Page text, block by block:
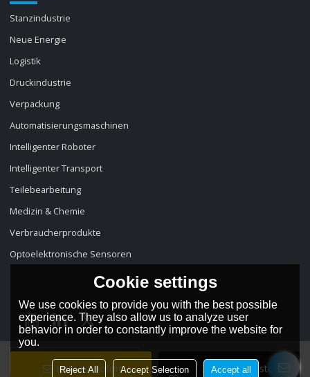
Kontakt Sofort Zur Wunschliste
Stanzindustrie
Neue Energie
Logistik
Druckindustrie
Verpackung
Automatisierungsmaschinen
Intelligenter Roboter
Intelligenter Transport
Teilebearbeitung
Medizin & Chemie
Verbraucherprodukte
Optoelektronische Sensoren
Sprache: Deutsch
Cookie settings
We use cookies to provide you with the best possible
experience. They also allow us to analyze user
behavior in order to constantly improve the website for
you.
Reject All Accept Selection Accept all